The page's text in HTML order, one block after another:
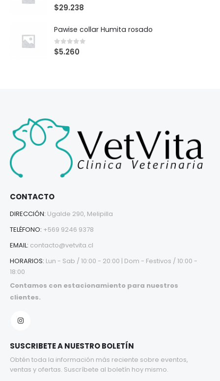
0out of 5
$29.238
Pawise collar Humita rosado
0out of 5
$5.260
CONTACTO
DIRECCIÓN: Ugalde 290, Melipilla
TELÉFONO: +569 9246 9378
EMAIL: contacto@vetvita.cl
HORARIOS: Lun - Sab / 10:00 - 20:00 | Dom - Festivos / 10:00 -
18:00
Contamos con estacionamiento para nuestros
clientes.
SUSCRIBETE A NUESTRO BOLETÍN
Obtén toda la información más reciente sobre eventos,
ventas y ofertas. Suscríbete al boletín hoy mismo.